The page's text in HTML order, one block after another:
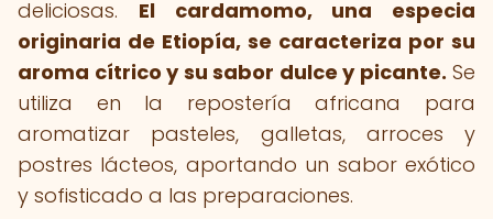
deliciosas. El cardamomo, una especia
originaria de Etiopía, se caracteriza por su
aroma cítrico y su sabor dulce y picante. Se
utiliza en la repostería africana para
aromatizar pasteles, galletas, arroces y
postres lácteos, aportando un sabor exótico
y sofisticado a las preparaciones.